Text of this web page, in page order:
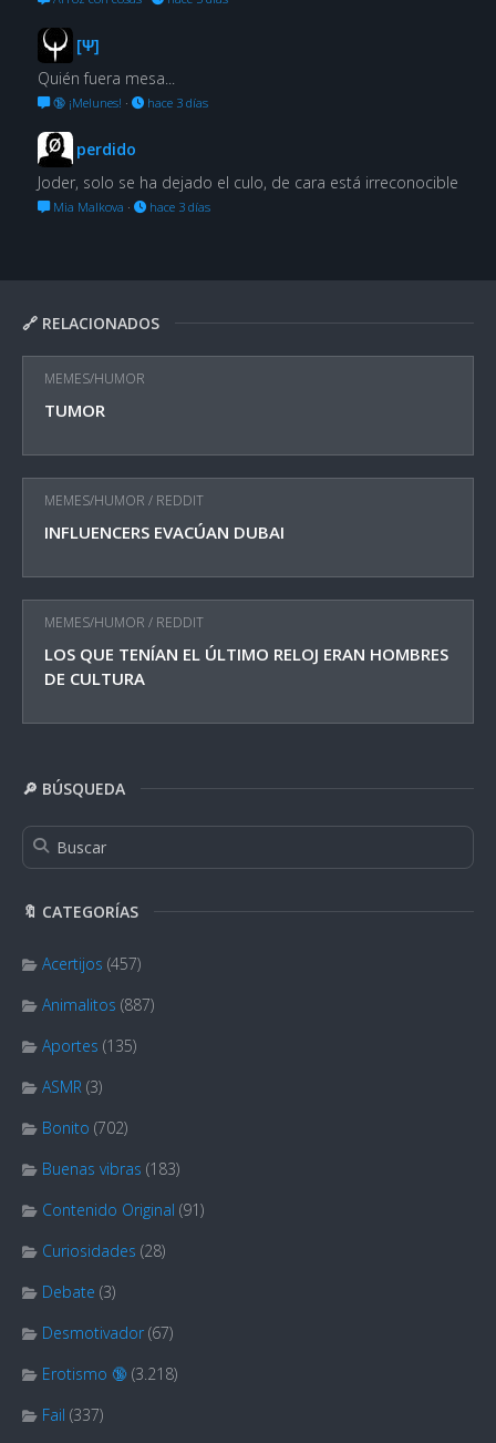
🔗 RELACIONADOS
MEMES/HUMOR
TUMOR
MEMES/HUMOR / REDDIT
INFLUENCERS EVACÚAN DUBAI
MEMES/HUMOR / REDDIT
LOS QUE TENÍAN EL ÚLTIMO RELOJ ERAN HOMBRES
DE CULTURA
🔎 BÚSQUEDA
🔖 CATEGORÍAS
Acertijos (457)
Animalitos (887)
Aportes (135)
ASMR (3)
Bonito (702)
Buenas vibras (183)
Contenido Original (91)
Curiosidades (28)
Debate (3)
Desmotivador (67)
Erotismo 🔞 (3.218)
Fail (337)
[Ψ]
Quién fuera mesa...
🔞 ¡Melunes! · hace 3 días
perdido
Joder, solo se ha dejado el culo, de cara está irreconocible
Mia Malkova · hace 3 días